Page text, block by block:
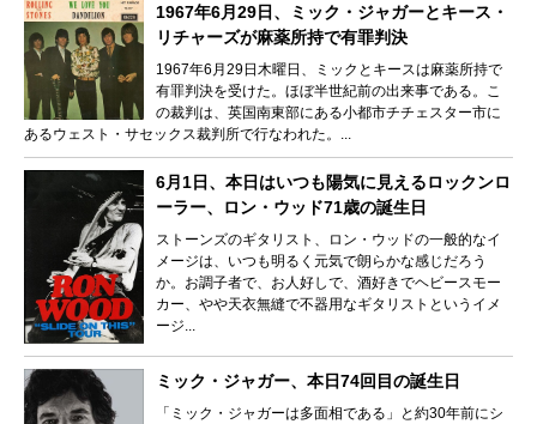
1967年6月29日、ミック・ジャガーとキース・
リチャーズが麻薬所持で有罪判決
1967年6月29日木曜日、ミックとキースは麻薬所持で
有罪判決を受けた。ほぼ半世紀前の出来事である。こ
の裁判は、英国南東部にある小都市チチェスター市に
あるウェスト・サセックス裁判所で行なわれた。...
6月1日、本日はいつも陽気に見えるロックンロ
ーラー、ロン・ウッド71歳の誕生日
ストーンズのギタリスト、ロン・ウッドの一般的なイ
メージは、いつも明るく元気で朗らかな感じだろう
か。お調子者で、お人好しで、酒好きでヘビースモー
カー、やや天衣無縫で不器用なギタリストというイメ
ージ...
ミック・ジャガー、本日74回目の誕生日
「ミック・ジャガーは多面相である」と約30年前にシ